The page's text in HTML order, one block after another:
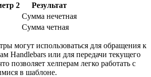
2
Результат
Сумма нечетная
Сумма четная
могут использоваться для обращения к
Handlebars или для передачи текущего
позволяет хелперам легко работать с
в шаблоне.